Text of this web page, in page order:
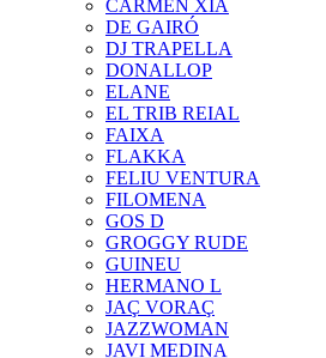
CARMEN XÍA
DE GAIRÓ
DJ TRAPELLA
DONALLOP
ELANE
EL TRIB REIAL
FAIXA
FLAKKA
FELIU VENTURA
FILOMENA
GOS D
GROGGY RUDE
GUINEU
HERMANO L
JAÇ VORAÇ
JAZZWOMAN
JAVI MEDINA